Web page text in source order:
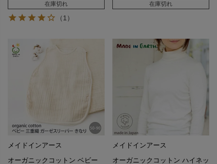
在庫切れ
（1）
在庫切れ
メイドインアース
オーガニックコットン ベビー
メイドインアース
オーガニックコットン ハイネッ